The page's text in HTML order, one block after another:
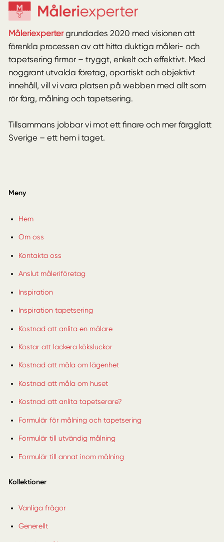
Måleriexpertergrundades 2020 med visionen att
förenkla processen av att hitta duktiga måleri- och
tapetsering firmor – tryggt, enkelt och effektivt. Med
noggrant utvalda företag, opartiskt och objektivt
innehåll, vill vi vara platsen på webben med allt som
rör färg, målning och tapetsering.
Tillsammans jobbar vi mot ett finare och mer färgglatt
Sverige – ett hem i taget.
Meny
Hem
Om oss
Kontakta oss
Anslut måleriföretag
Inspiration
Inspiration tapetsering
Kostnad att anlita en målare
Kostar att lackera köksluckor
Kostnad att måla om lägenhet
Kostnad att måla om huset
Kostnad att anlita tapetserare?
Formulär för målning och tapetsering
Formulär till utvändig målning
Formulär till annat inom målning
Kollektioner
Vanliga frågor
Generellt